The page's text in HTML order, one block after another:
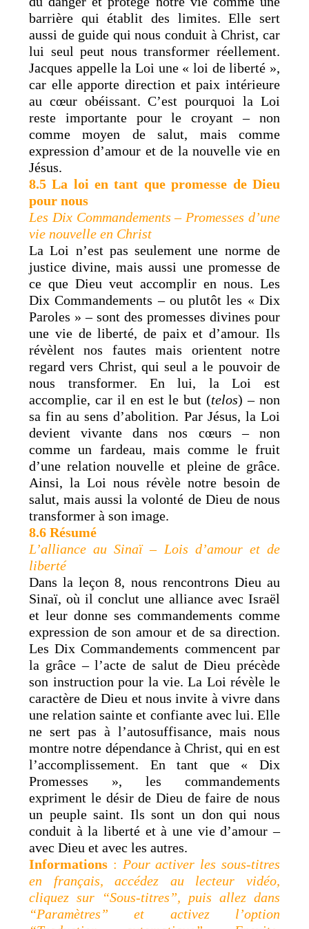
barrière qui établit des limites. Elle sert
aussi de guide qui nous conduit à Christ, car
lui seul peut nous transformer réellement.
Jacques appelle la Loi une « loi de liberté »,
car elle apporte direction et paix intérieure
au cœur obéissant. C’est pourquoi la Loi
reste importante pour le croyant – non
comme moyen de salut, mais comme
expression d’amour et de la nouvelle vie en
Jésus.
8.5La loi en tant que promesse de Dieu
pour nous
Les Dix Commandements – Promesses d’une
vie nouvelle en Christ
La Loi n’est pas seulement une norme de
justice divine, mais aussi une promesse de
ce que Dieu veut accomplir en nous. Les
Dix Commandements – ou plutôt les « Dix
Paroles » – sont des promesses divines pour
une vie de liberté, de paix et d’amour. Ils
révèlent nos fautes mais orientent notre
regard vers Christ, qui seul a le pouvoir de
nous transformer. En lui, la Loi est
accomplie, car il en est le but (telos) – non
sa fin au sens d’abolition. Par Jésus, la Loi
devient vivante dans nos cœurs – non
comme un fardeau, mais comme le fruit
d’une relation nouvelle et pleine de grâce.
Ainsi, la Loi nous révèle notre besoin de
salut, mais aussi la volonté de Dieu de nous
transformer à son image.
8.6 Résumé
L’alliance au Sinaï – Lois d’amour et de
liberté
Dans la leçon 8, nous rencontrons Dieu au
Sinaï, où il conclut une alliance avec Israël
et leur donne ses commandements comme
expression de son amour et de sa direction.
Les Dix Commandements commencent par
la grâce – l’acte de salut de Dieu précède
son instruction pour la vie. La Loi révèle le
caractère de Dieu et nous invite à vivre dans
une relation sainte et confiante avec lui. Elle
ne sert pas à l’autosuffisance, mais nous
montre notre dépendance à Christ, qui en est
l’accomplissement. En tant que « Dix
Promesses », les commandements
expriment le désir de Dieu de faire de nous
un peuple saint. Ils sont un don qui nous
conduit à la liberté et à une vie d’amour –
avec Dieu et avec les autres.
Informations : Pour activer les sous-titres
en français, accédez au lecteur vidéo,
cliquez sur “Sous-titres”, puis allez dans
“Paramètres” et activez l’option